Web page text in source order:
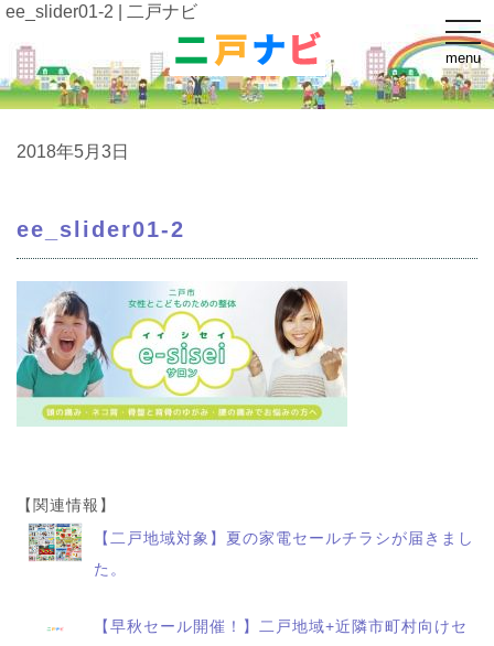
t
o
g
g
l
e
o
menu
ee_slider01-2 | 二戸ナビ
2018年5月3日
ee_slider01-2
【関連情報】
【二戸地域対象】夏の家電セールチラシが届きまし
た。
【早秋セール開催！】二戸地域+近隣市町村向けセ